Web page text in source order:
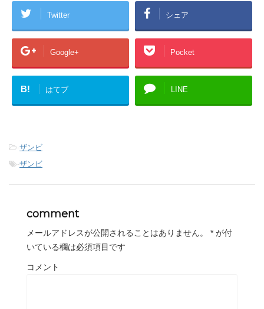
Twitter シェア
Google+ Pocket
B! はてブ LINE
-ザンビ
-ザンビ
comment
メールアドレスが公開されることはありません。 * が付
いている欄は必須項目です
コメント